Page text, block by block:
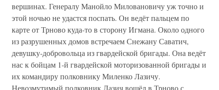
вершинах. Генералу Манойло Миловановичу уж точно и
этой ночью не удастся поспать. Он ведёт пальцем по
карте от Трново куда-то в сторону Игмана. Около одного
из разрушенных домов встречаем Снежану Саватич,
девушку-добровольца из гвардейской бригады. Она ведёт
нас к бойцам 1-й гвардейской моторизованной бригады и
их командиру полковнику Миленко Лазичу.
Невозмутимый полковник Лазич вошёл в Трново с